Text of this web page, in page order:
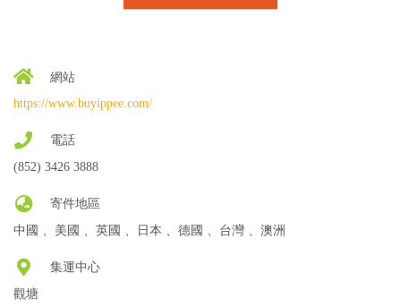
網站
https://www.buyippee.com/
電話
(852) 3426 3888
寄件地區
中國 、美國 、英國 、日本 、德國 、台灣 、澳洲
集運中心
觀塘